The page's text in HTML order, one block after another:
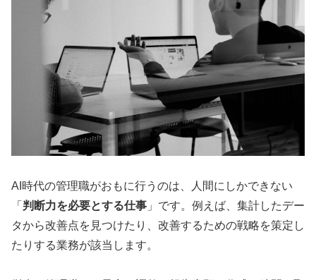
AI時代の管理職がおもに行うのは、人間にしかできない
「 判断力を必要とする仕事 」です。例えば、集計したデー
タから改善点を見つけたり、改善するための戦略を策定し
たりする業務が該当します。